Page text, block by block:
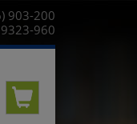
903-200
960